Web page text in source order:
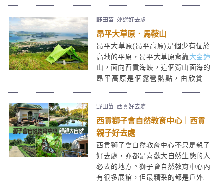
野田苗 郊遊好去處
昂平大草原．馬鞍山
昂平大草原(昂平高原)是個少有位於
高地的平原，昂平大草原背靠大金鐘
山，面向西貢海峽，這個背山面海的
昂平高原是個露營熱點，由欣賞日
地。昂平營地上亦芒草及牛牛處處，
舖張格仔布，在最接近藍天白雲的昂
平大草地上野餐，感覺超爽！
野田苗 西貢好去處
西貢獅子會自然教育中心｜西貢
親子好去處
西貢獅子會自然教育中心不只是親子
好去處，亦都是喜歡大自然生態的人
必去的地方。獅子會自然教育中心內
有很多展館，但最精采的都是戶外地